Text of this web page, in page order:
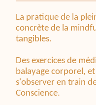
La pratique de la
concrète de la
tangibles.
Des exercices de
balayage corporel,
s'observer en train
Conscience.